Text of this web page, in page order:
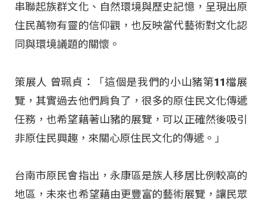
串聯起族群文化、自然環境與歷史記憶，呈現出原
住民萬物有靈的信仰觀，也反映當代藝術對文化認
同與環境議題的關懷。
策展人 曾珮貞：「這個是我們的小山豬第11檔展
覽，其實過去他們肩負了，很多的原住民文化傳遞
任務，也希望藉著山豬的展覽，可以正確然後吸引
非原住民興趣，來關心原住民文化的傳遞。」
台南市原民會指出，永康區是族人移居比例較高的
地區，未來也希望藉由更豐富的藝術展覽，讓民眾